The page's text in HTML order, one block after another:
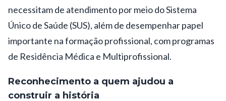
necessitam de atendimento por meio do Sistema
Único de Saúde (SUS), além de desempenhar papel
importante na formação profissional, com programas
de Residência Médica e Multiprofissional.
Reconhecimento a quem ajudou a
construir a história